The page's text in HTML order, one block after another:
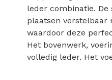
leder combinatie. De
plaatsen verstelbaar
waardoor deze
Het bovenwerk,
volledig leder. Het